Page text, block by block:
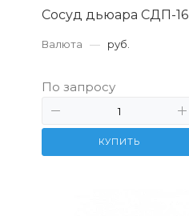
Сосуд дьюара СДП-16
Валюта — руб.
По запросу
КУПИТЬ